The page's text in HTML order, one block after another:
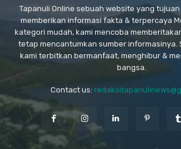
Tapanuli Online sebuah website yang
memberikan informasi fakta & terpercaya
kategori mudah, kami mencoba
tetap mencantumkan sumber informasinya.
kami terbitkan bermanfaat, menghibur &
bangsa.
Contact us: